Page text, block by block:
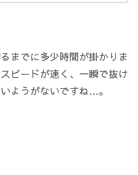
までに多少時間が掛かりま
ピードが速く、一瞬で抜け
ようがないですね…。